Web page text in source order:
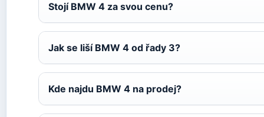
Stojí BMW 4 za svou cenu?
Jak se liší BMW 4 od řady 3?
Kde najdu BMW 4 na prodej?